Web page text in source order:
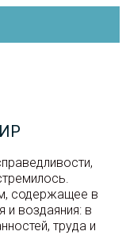
содержащее в
и воздаяния: в
труда и